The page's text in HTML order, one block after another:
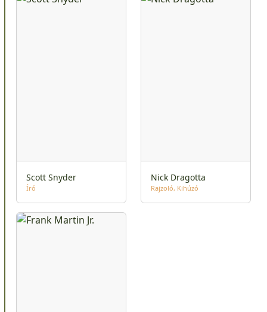
Scott Snyder
Író
Nick Dragotta
Rajzoló Kihúzó